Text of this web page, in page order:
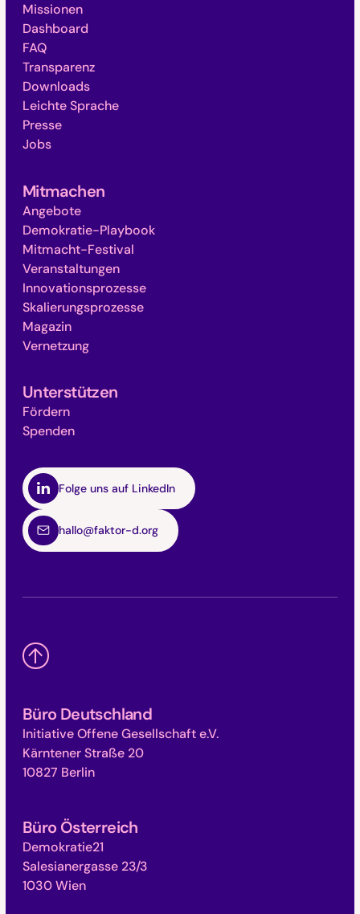
Folge uns auf LinkedIn
hallo@faktor-d.org
Missionen
Dashboard
FAQ
Transparenz
Downloads
Leichte Sprache
Presse
Jobs
Mitmachen
Angebote
Demokratie-Playbook
Mitmacht-Festival
Veranstaltungen
Innovationsprozesse
Skalierungsprozesse
Magazin
Vernetzung
Unterstützen
Fördern
Spenden
Büro Deutschland
Initiative Offene Gesellschaft e.V.
Kärntener Straße 20
10827 Berlin
Büro Österreich
Demokratie21
Salesianergasse 23/3
1030 Wien